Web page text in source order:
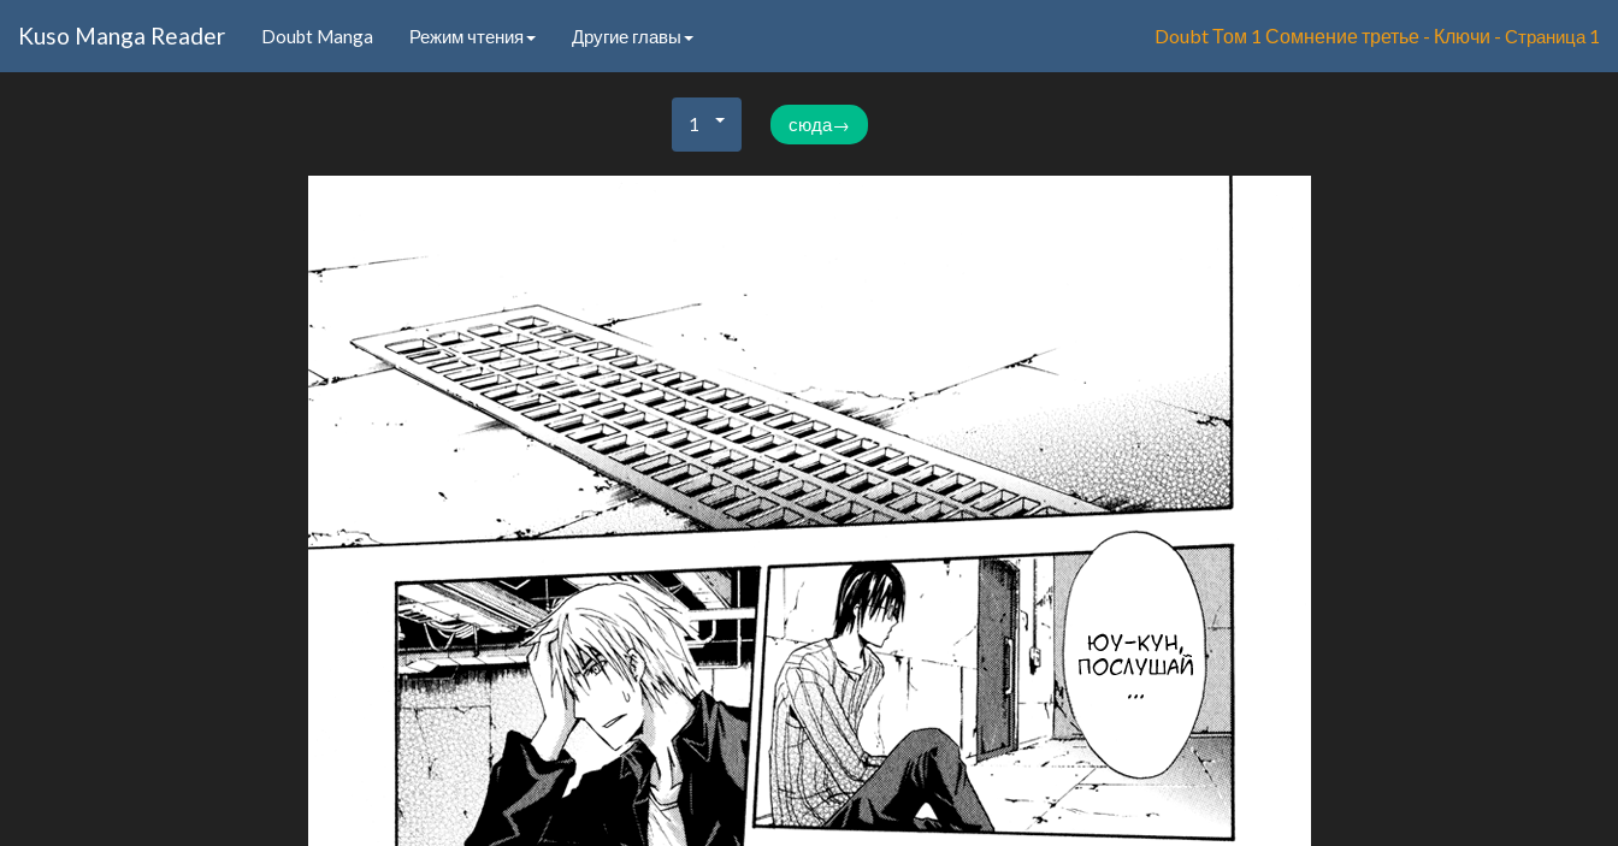
Kuso Manga Reader Doubt Том 1 Сомнение третье - Ключи - Страница 1
Doubt Manga Режим чтения Другие главы
1 сюда→